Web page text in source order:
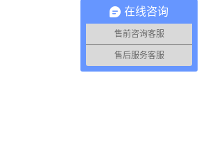
在线咨询
售前咨询客服
售后服务客服